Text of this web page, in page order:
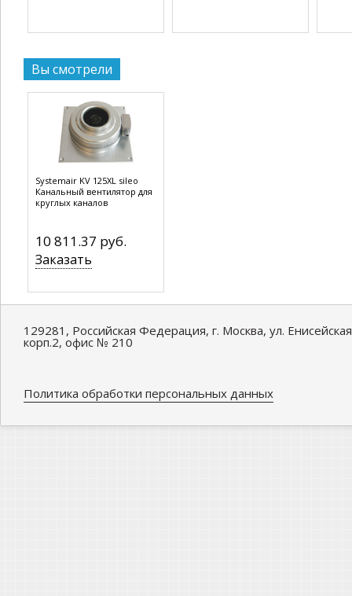
Вы смотрели
Systemair KV 125XL sileo
Канальный вентилятор для
круглых каналов
10 811.37 руб.
Заказать
129281, Российская Федерация, г. Москва, ул.
корп.2, офис № 210
Политика обработки персональных данных